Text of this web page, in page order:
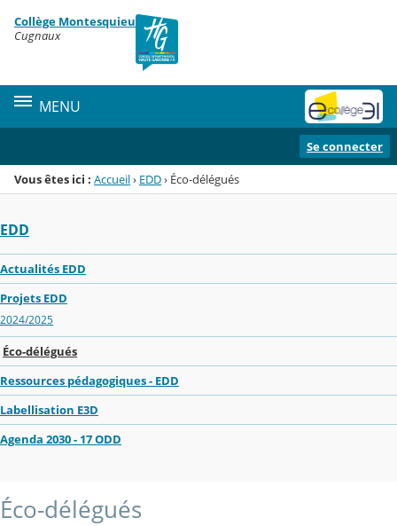
Menu de la rubrique
Contenu
Collège Montesquieu
Cugnaux
MENU
Se connecter
Vous êtes ici : Accueil› EDD› Éco-délégués
EDD
Actualités EDD
Projets EDD
2024/2025
Éco-délégués
Ressources pédagogiques - EDD
Labellisation E3D
Agenda 2030 - 17 ODD
Éco-délégués